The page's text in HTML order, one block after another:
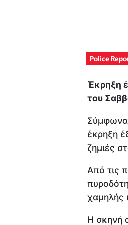
Police
Έκρηξη
του
Σύμφωνα
έκρηξη
ζημιές
Από τις
χαμηλής
Η σκηνή